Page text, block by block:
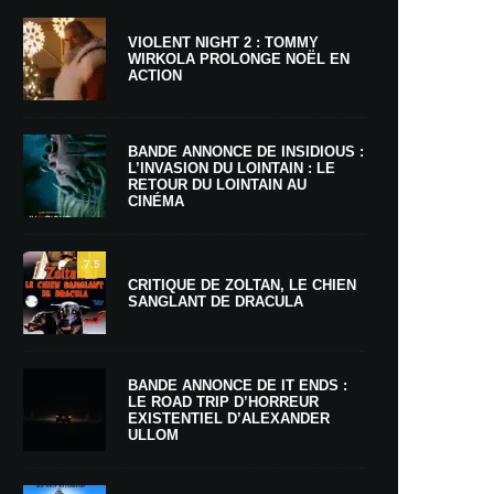
VIOLENT NIGHT 2 : TOMMY
WIRKOLA PROLONGE NOËL EN
ACTION
BANDE ANNONCE DE INSIDIOUS :
L’INVASION DU LOINTAIN : LE
RETOUR DU LOINTAIN AU
CINÉMA
7.5
CRITIQUE DE ZOLTAN, LE CHIEN
SANGLANT DE DRACULA
BANDE ANNONCE DE IT ENDS :
LE ROAD TRIP D’HORREUR
EXISTENTIEL D’ALEXANDER
ULLOM